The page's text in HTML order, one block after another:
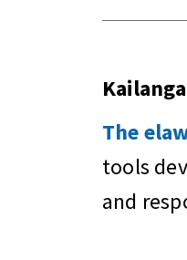
The
tools
and